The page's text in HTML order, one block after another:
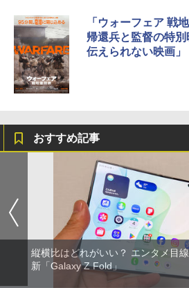
「ウォーフェア 戦
帰還兵と監督の特
伝えられない映画」
おすすめ記事
縦横比はどれがいい？ エンタメ目
新「Galaxy Z Fold」